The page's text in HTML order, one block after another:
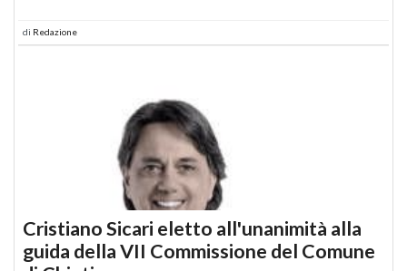
di Redazione
Cristiano Sicari eletto all'unanimità alla
guida della VII Commissione del Comune